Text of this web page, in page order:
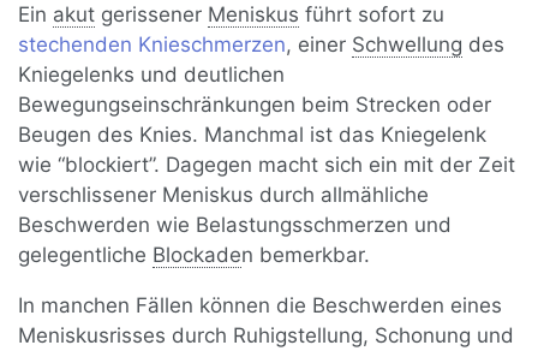
Ein akut gerissener Meniskus führt sofort zu
stechenden Knieschmerzen, einer Schwellung des
Kniegelenks und deutlichen
Bewegungseinschränkungen beim Strecken oder
Beugen des Knies. Manchmal ist das Kniegelenk
wie “blockiert”. Dagegen macht sich ein mit der Zeit
verschlissener Meniskus durch allmähliche
Beschwerden wie Belastungsschmerzen und
gelegentliche Blockaden bemerkbar.
In manchen Fällen können die Beschwerden eines
Meniskusrisses durch Ruhigstellung, Schonung und